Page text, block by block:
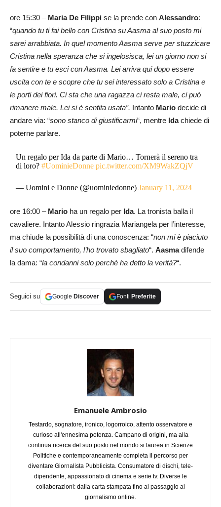
ore 15:30 – Maria De Filippi se la prende con Alessandro:
“quando tu ti fai bello con Cristina su Aasma al suo posto mi
sarei arrabbiata. In quel momento Aasma serve per stuzzicare
Cristina nella speranza che si ingelosisca, lei un giorno non si
fa sentire e tu esci con Aasma. Lei arriva qui dopo essere
uscita con te e scopre che tu sei interessato solo a Cristina e
le porti dei fiori. Ci sta che una ragazza ci resta male, ci può
rimanere male. Lei si è sentita usata”. Intanto Mario decide di
andare via: “sono stanco di giustificarmi“, mentre Idachiede di
poterne parlare.
Un regalo per Ida da parte di Mario… Tornerà il sereno tra
di loro?#UominieDonne pic.twitter.com/XM9WakZQjV
— Uomini e Donne (@uominiedonne)January 11, 2024
ore 16:00 – Mario ha un regalo per Ida. La tronista balla il
cavaliere. Intanto Alessio ringrazia Mariangela per l’interesse,
ma chiude la possibilità di una conoscenza: “non mi è piaciuto
il suo comportamento, l’ho trovato sbagliato“. Aasmadifende
la dama: “la condanni solo perchè ha detto la verità?“.
Seguici su Google Discover Fonti Preferite
Emanuele Ambrosio
Testardo, sognatore, ironico, logorroico, attento osservatore e
curioso all'ennesima potenza. Campano di origini, ma alla
continua ricerca del suo posto nel mondo si laurea in Scienze
Politiche e contemporaneamente completa il percorso per
diventare Giornalista Pubblicista. Consumatore di dischi, tele-
dipendente, appassionato di cinema e serie tv. Diverse le
collaborazioni: dalla carta stampata fino al passaggio al
giornalismo online.